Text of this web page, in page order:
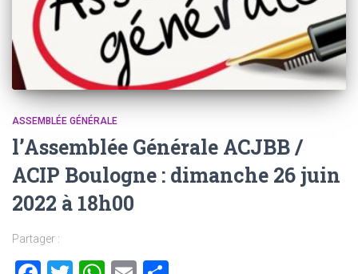
ASSEMBLÉE GÉNÉRALE
l’Assemblée Générale ACJBB /
ACIP Boulogne : dimanche 26 juin
2022 à 18h00
Partager :